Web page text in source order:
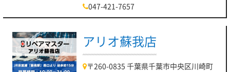
047-421-7657
アリオ蘇我店
〒260-0835 千葉県千葉市中央区川崎町